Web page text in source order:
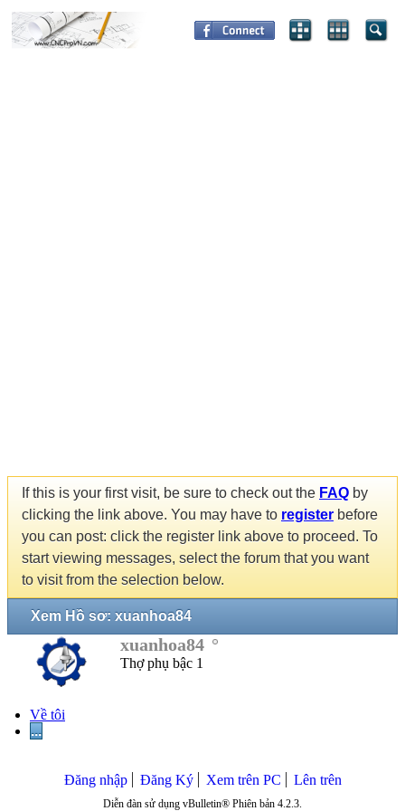
If this is your first visit, be sure to check out the FAQ by
clicking the link above. You may have to register before
you can post: click the register link above to proceed. To
start viewing messages, select the forum that you want
to visit from the selection below.
Xem Hồ sơ: xuanhoa84
xuanhoa84
Thợ phụ bậc 1
Về tôi
...
Đăng nhập Đăng Ký Xem trên PC Lên trên
Diễn đàn sử dụng vBulletin® Phiên bản 4.2.3.